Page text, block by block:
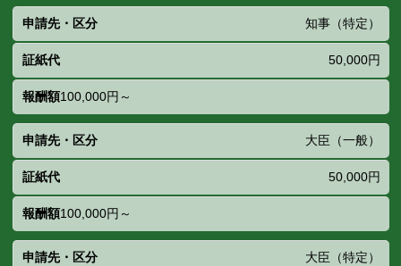
知事（特定）
50,000円
100,000円～
大臣（一般）
50,000円
100,000円～
大臣（特定）